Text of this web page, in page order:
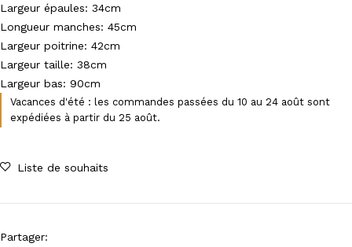
Largeur épaules: 34cm
Longueur manches: 45cm
Largeur poitrine: 42cm
Largeur taille: 38cm
Largeur bas: 90cm
Vacances d'été : les commandes passées du 10 au 24 août sont
expédiées à partir du 25 août.
Liste de souhaits
Partager: